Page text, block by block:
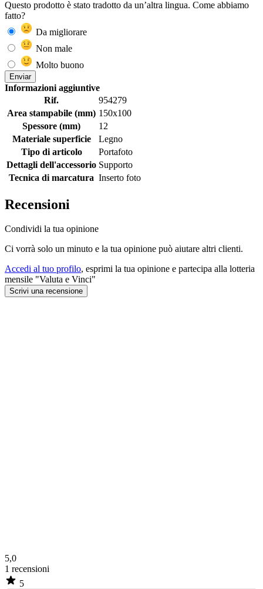
Questo prodotto è stato tradotto da un’altra lingua. Come abbiamo
fatto?
Da migliorare
Non male
Molto buono
Enviar
Informazioni aggiuntive
Rif.
954279
Area stampabile (mm) 150x100
Spessore (mm)
12
Materiale superficie
Legno
Tipo di articolo
Portafoto
Dettagli dell'accessorio Supporto
Tecnica di marcatura Inserto foto
Recensioni
Condividi la tua opinione
Ci vorrà solo un minuto e la tua opinione può aiutare altri clienti.
Accedi al tuo profilo, esprimi la tua opinione e partecipa alla lotteria
mensile "Valuta e Vinci"
Scrivi una recensione
5,0
1 recensioni
5